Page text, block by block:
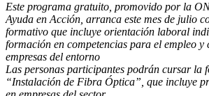
Este programa gratuito, promovido por la
Ayuda en Acción, arranca este mes de julio
formativo que incluye orientación laboral
formación en competencias para el empleo y
empresas del entorno
Las personas participantes podrán cursar la
“Instalación de Fibra Óptica”, que incluye